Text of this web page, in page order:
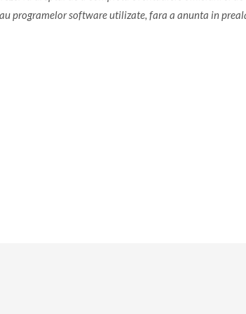
programelor software utilizate, fara a anunta in